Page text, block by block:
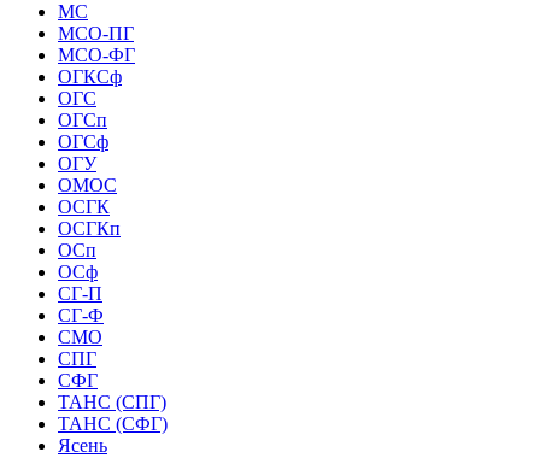
МС
МСО-ПГ
МСО-ФГ
ОГКСф
ОГС
ОГСп
ОГСф
ОГУ
ОМОС
ОСГК
ОСГКп
ОСп
ОСф
СГ-П
СГ-Ф
СМО
СПГ
СФГ
ТАНС (СПГ)
ТАНС (СФГ)
Ясень